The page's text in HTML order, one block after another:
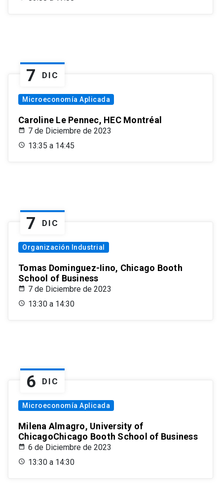
7 DIC
Microeconomía Aplicada
Caroline Le Pennec, HEC Montréal
7 de Diciembre de 2023
13:35 a 14:45
7 DIC
Organización Industrial
Tomas Dominguez-Iino, Chicago Booth
School of Business
7 de Diciembre de 2023
13:30 a 14:30
6 DIC
Microeconomía Aplicada
Milena Almagro, University of
ChicagoChicago Booth School of Business
6 de Diciembre de 2023
13:30 a 14:30